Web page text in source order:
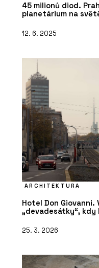
45 milionů diod.
planetárium na
12. 6. 2025
ARCHITEKTURA
Hotel Don Giovanni.
„devadesátky“,
25. 3. 2026